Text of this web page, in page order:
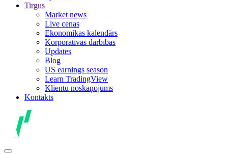
Tirgus
Market news
Live cenas
Ekonomikas kalendārs
Korporatīvās darbības
Updates
Blog
US earnings season
Learn TradingView
Klientu noskaņojums
Kontakts